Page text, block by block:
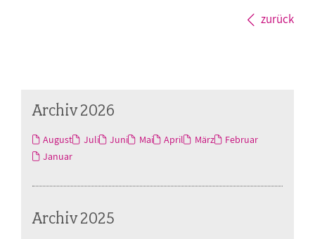
zurück
Archiv 2026
August Juli Juni Mai April März
Februar
Januar
Archiv 2025